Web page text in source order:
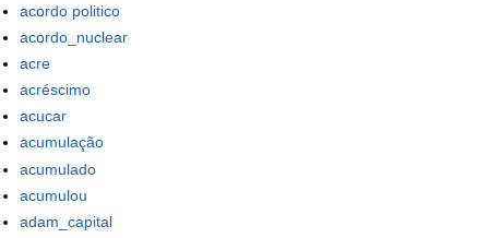
acordo politico
acordo_nuclear
acre
acréscimo
acucar
acumulação
acumulado
acumulou
adam_capital